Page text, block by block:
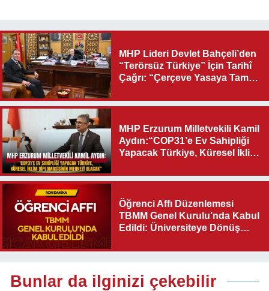
MHP Lideri Devlet Bahçeli’den
“Terörsüz Türkiye” İçin Tarihî
Çağrı: “Çerçeve Yasaya Tam
MHP Erzurum Milletvekili Kamil
Aydın:“COP31’e Ev Sahipliği
Yapacak Türkiye, Küresel İklim
Olacak"
Öğrenci Affı Düzenlemesi
TBMM Genel Kurulu’nda Kabul
Edildi: Üniversiteye Dönüş
Bunlar da ilginizi çekebilir